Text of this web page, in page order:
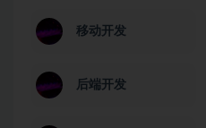
移动开发
后端开发